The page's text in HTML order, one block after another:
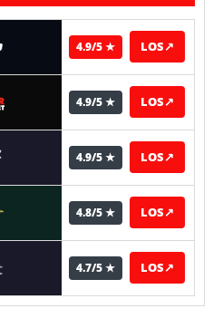
4.9/5 ★ LOS↗
4.9/5 ★ LOS↗
4.9/5 ★ LOS↗
4.8/5 ★ LOS↗
4.7/5 ★ LOS↗